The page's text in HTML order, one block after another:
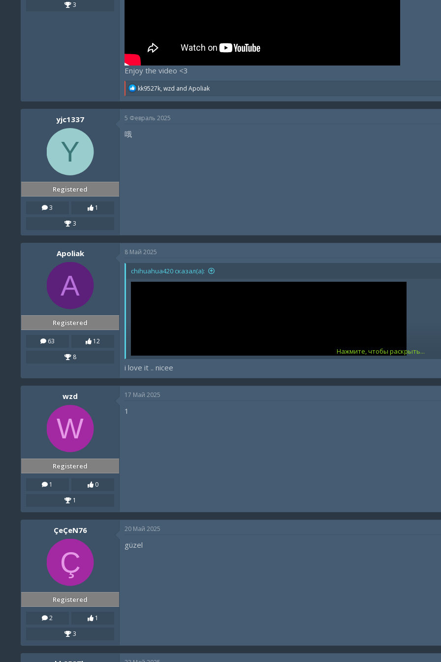
3
Enjoy the video <3
R
a
c
t
kk9527k, wzd and Apoliak
yjc1337
Y
Registered
3
1
3
5 Февраль 2025
哦
Apoliak
A
Registered
63
12
8
8 Май 2025
chihuahua420 сказал(а):
Нажмите, чтобы раскрыть...
i love it .. nicee
wzd
W
Registered
1
0
1
17 Май 2025
1
ÇeÇeN76
Ç
Registered
2
1
3
20 Май 2025
güzel